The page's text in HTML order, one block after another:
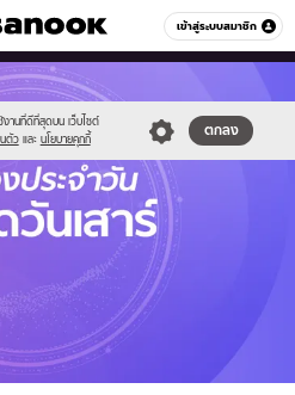
เข้าสู่ระบบสมาชิก
หมวดอื่นๆ
งานที่ดีที่สุดบน เว็บไซต์
นตัว และ นโยบายคุกกี้
ตกลง